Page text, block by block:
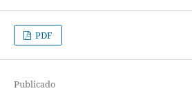
PDF
Publicado